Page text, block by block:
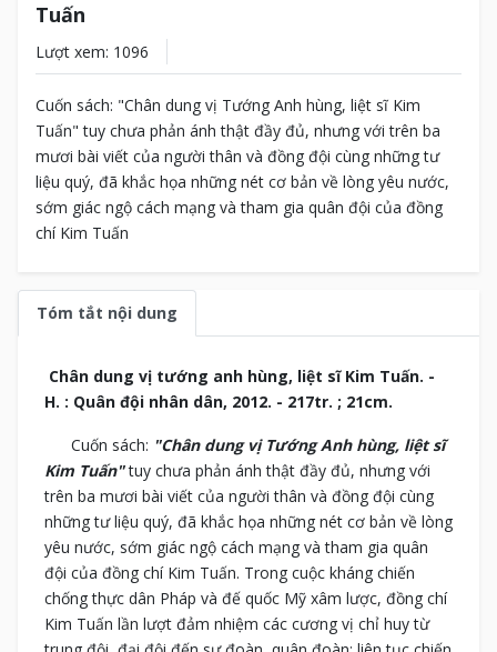
Tuấn
Lượt xem: 1096
Cuốn sách: "Chân dung vị Tướng Anh hùng, liệt sĩ Kim
Tuấn" tuy chưa phản ánh thật đầy đủ, nhưng với trên ba
mươi bài viết của người thân và đồng đội cùng những tư
liệu quý, đã khắc họa những nét cơ bản về lòng yêu nước,
sớm giác ngộ cách mạng và tham gia quân đội của đồng
chí Kim Tuấn
Tóm tắt nội dung
Chân dung vị tướng anh hùng, liệt sĩ Kim Tuấn. -
H. : Quân đội nhân dân, 2012. - 217tr. ; 21cm.
Cuốn sách: "Chân dung vị Tướng Anh hùng, liệt sĩ
Kim Tuấn"tuy chưa phản ánh thật đầy đủ, nhưng với
trên ba mươi bài viết của người thân và đồng đội cùng
những tư liệu quý, đã khắc họa những nét cơ bản về lòng
yêu nước, sớm giác ngộ cách mạng và tham gia quân
đội của đồng chí Kim Tuấn. Trong cuộc kháng chiến
chống thực dân Pháp và đế quốc Mỹ xâm lược, đồng chí
Kim Tuấn lần lượt đảm nhiệm các cương vị chỉ huy từ